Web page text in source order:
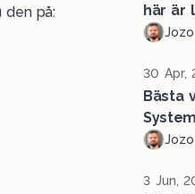
den på:
här är
30 Apr,
Bästa
3 Jun,